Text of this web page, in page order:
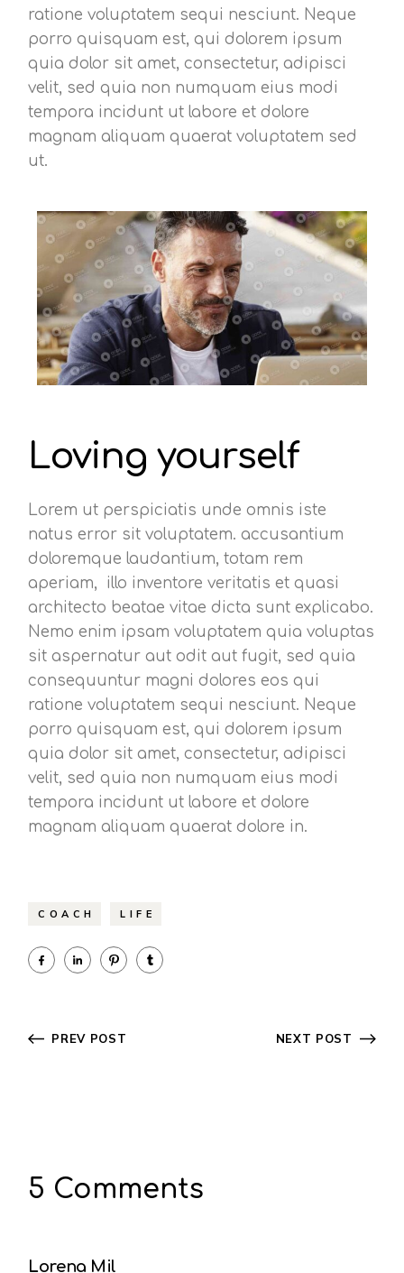
ratione voluptatem sequi nesciunt. Neque
porro quisquam est, qui dolorem ipsum
quia dolor sit amet, consectetur, adipisci
velit, sed quia non numquam eius modi
tempora incidunt ut labore et dolore
magnam aliquam quaerat voluptatem sed
ut.
Loving yourself
Lorem ut perspiciatis unde omnis iste
natus error sit voluptatem. accusantium
doloremque laudantium, totam rem
aperiam, illo inventore veritatis et quasi
architecto beatae vitae dicta sunt explicabo.
Nemo enim ipsam voluptatem quia voluptas
sit aspernatur aut odit aut fugit, sed quia
consequuntur magni dolores eos qui
ratione voluptatem sequi nesciunt. Neque
porro quisquam est, qui dolorem ipsum
quia dolor sit amet, consectetur, adipisci
velit, sed quia non numquam eius modi
tempora incidunt ut labore et dolore
magnam aliquam quaerat dolore in.
COACH LIFE
PREV POST NEXT POST
5 Comments
Lorena Mil